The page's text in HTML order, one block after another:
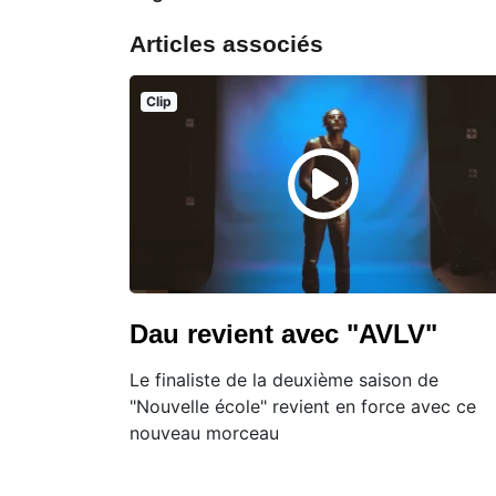
Articles associés
Clip
Dau revient avec "AVLV"
Le finaliste de la deuxième saison de
"Nouvelle école" revient en force avec ce
nouveau morceau